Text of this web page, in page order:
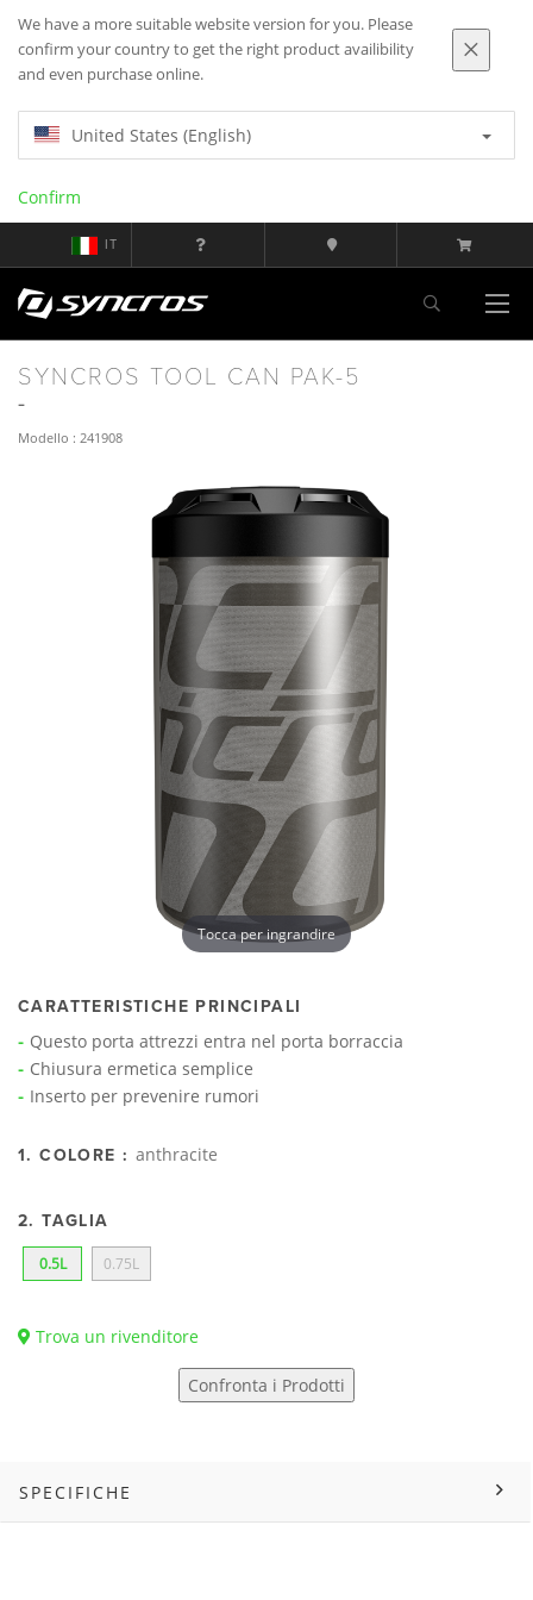
We have a more suitable website version for you. Please
confirm your country to get the right product availibility
and even purchase online.
United States (English)
Confirm
IT
SYNCROS TOOL CAN PAK-5
Modello : 241908
Tocca per ingrandire
CARATTERISTICHE PRINCIPALI
Questo porta attrezzi entra nel porta borraccia
Chiusura ermetica semplice
Inserto per prevenire rumori
1. COLORE : anthracite
2. TAGLIA
0.5L 0.75L
Trova un rivenditore
Confronta i Prodotti
SPECIFICHE